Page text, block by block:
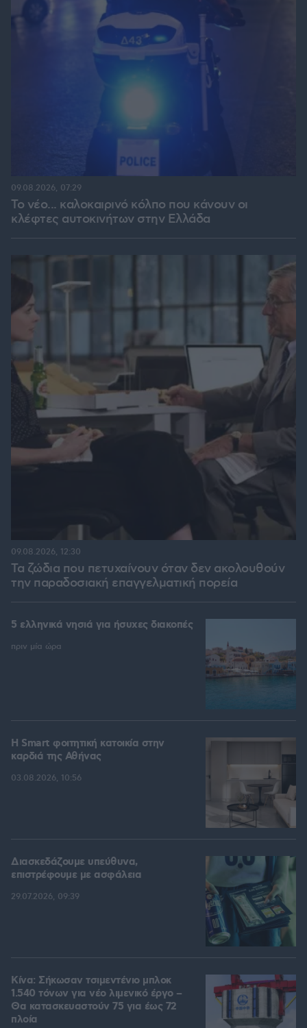
Το νέο... καλοκαιρινό κόλπο που κάνουν οι
κλέφτες αυτοκινήτων στην Ελλάδα
09.08.2026, 07:29
Τα ζώδια που πετυχαίνουν όταν δεν ακολουθούν
την παραδοσιακή επαγγελματική πορεία
09.08.2026, 12:30
5 ελληνικά νησιά για ήσυχες διακοπές
πριν μία ώρα
Η Smart φοιτητική κατοικία στην
καρδιά της Αθήνας
03.08.2026, 10:56
Διασκεδάζουμε υπεύθυνα,
επιστρέφουμε με ασφάλεια
29.07.2026, 09:39
Κίνα: Σήκωσαν τσιμεντένιο μπλοκ
1.540 τόνων για νέο λιμενικό έργο –
Θα κατασκευαστούν 75 για έως 72
πλοία